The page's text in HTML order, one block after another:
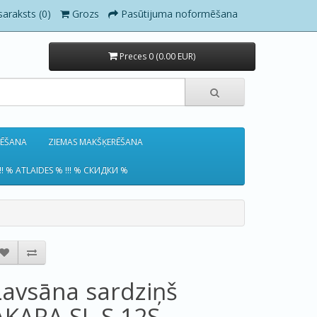
(0) Grozs Pasūtijuma noformēšana
Preces 0 (0.00 EUR)
ZIEMAS MAKŠĶERĒŠANA
% ATLAIDES % !!! % СКИДКИ %
sardziņš